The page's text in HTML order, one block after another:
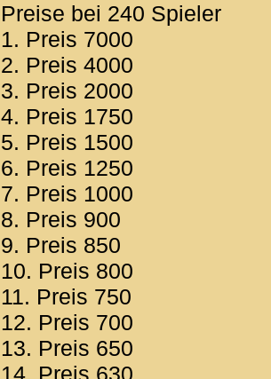
Preise bei 240 Spieler
1. Preis 7000
2. Preis 4000
3. Preis 2000
4. Preis 1750
5. Preis 1500
6. Preis 1250
7. Preis 1000
8. Preis 900
9. Preis 850
10. Preis 800
11. Preis 750
12. Preis 700
13. Preis 650
14. Preis 630